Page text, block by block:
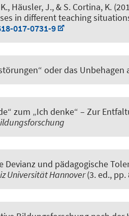
, Häusler, J., & S. Cortina, K.
in different teaching
017-0731-9
oder das Unbehagen
zum „Ich denke“ – Zur
Devianz und pädagogische
Universität Hannover(3. ed., pp.